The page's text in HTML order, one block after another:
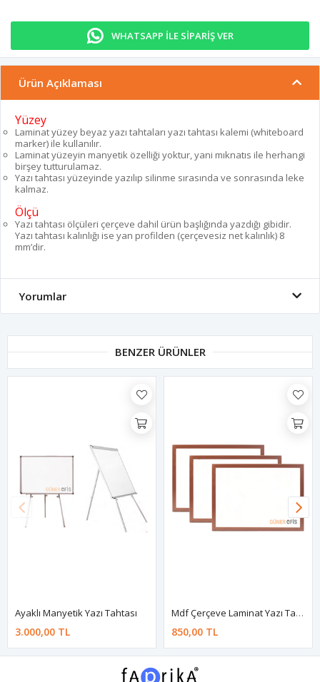
WHATSAPP İLE SİPARİŞ VER
Ürün Açıklaması
Yüzey
Laminat yüzey beyaz yazı tahtaları yazı tahtası kalemi (whiteboard
marker) ile kullanılır.
Laminat yüzeyin manyetik özelliği yoktur, yani mıknatıs ile herhangi
birşey tutturulamaz.
Yazı tahtası yüzeyinde yazılıp silinme sırasında ve sonrasında leke
kalmaz.
Ölçü
Yazı tahtası ölçüleri çerçeve dahil ürün başlığında yazdığı gibidir.
Yazı tahtası kalınlığı ise yan profilden (çerçevesiz net kalınlık) 8
mm’dir.
Yorumlar
BENZER ÜRÜNLER
Ayaklı Manyetik Yazı Tahtası
3.000,00 TL
Mdf Çerçeve Laminat Yazı Tahtası
850,00 TL